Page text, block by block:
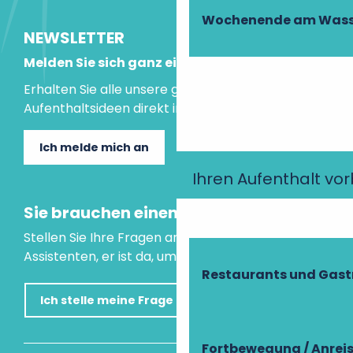
Wochenende am
Ihren Aufenthalt
Restaurants und
Fortbewegung /
NEWSLETTER
Melden Sie sich ganz einfach an!
Erhalten Sie alle unsere guten Tipps und
Aufenthaltsideen direkt in Ihre Mailbox.
Ich melde mich an
Sie brauchen einen Rat?
Stellen Sie Ihre Fragen an unseren virtuellen
Assistenten, er ist da, um Ihnen zu helfen.
Ich stelle meine Frage